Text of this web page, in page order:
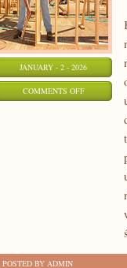
JANUARY - 2 - 2026
COMMENTS OFFON
POSTED BY ADMIN